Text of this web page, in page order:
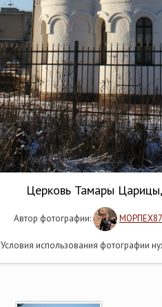
Церковь Тамары
Автор фотографии:
Условия использования фотографии